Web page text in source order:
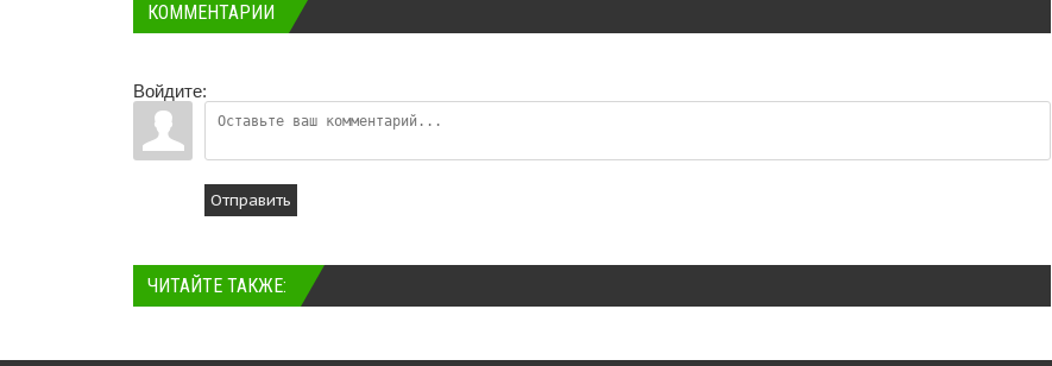
КОММЕНТАРИИ
Войдите:
Отправить
ЧИТАЙТЕ ТАКЖЕ: